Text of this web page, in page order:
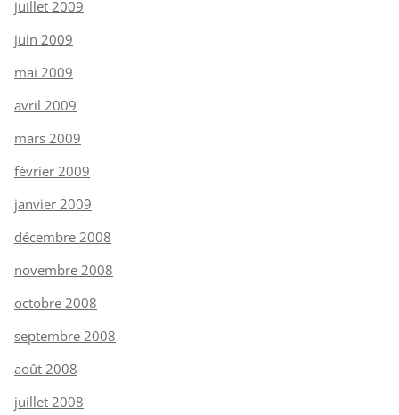
juillet 2009
juin 2009
mai 2009
avril 2009
mars 2009
février 2009
janvier 2009
décembre 2008
novembre 2008
octobre 2008
septembre 2008
août 2008
juillet 2008